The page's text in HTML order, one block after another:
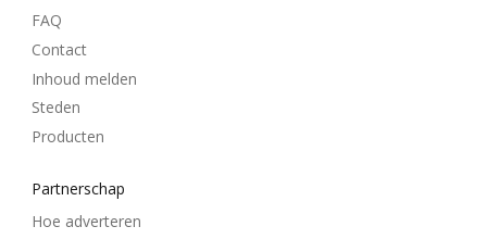
FAQ
Contact
Inhoud melden
Steden
Producten
Partnerschap
Hoe adverteren